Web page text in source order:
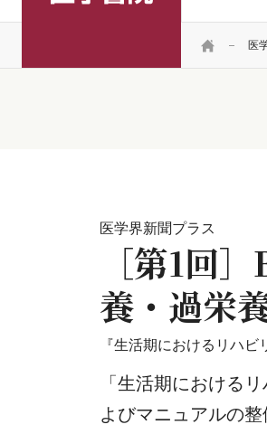
HOME 医
医学界新聞プラス
［第1回
養・過栄
『生活期におけるリハ
「生活期における
よびマニュアルの